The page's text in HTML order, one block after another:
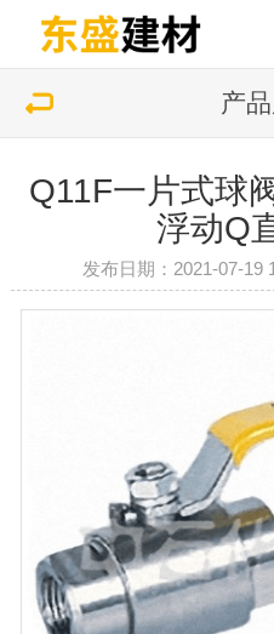
产
Q11F一片式球
浮动Q
发布日期：2021-07-